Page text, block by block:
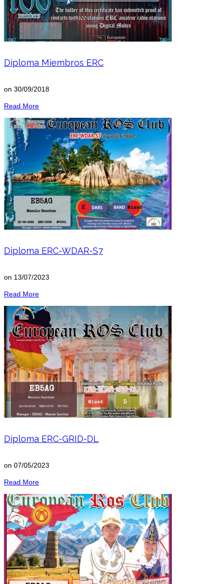
Diploma Miembros ERC
on 30/09/2018
Read More
Diploma ERC-WDAR-S7
on 13/07/2023
Read More
Diploma ERC-GRID-DL
on 07/05/2023
Read More